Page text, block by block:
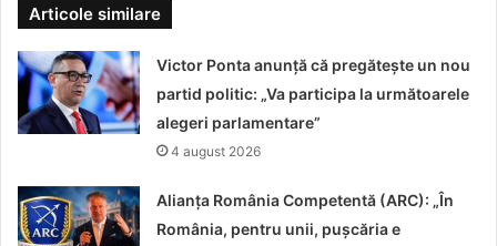
Articole similare
Victor Ponta anunță că pregătește un nou
partid politic: „Va participa la următoarele
alegeri parlamentare”
4 august 2026
Alianța România Competentă (ARC): „În
România, pentru unii, pușcăria e